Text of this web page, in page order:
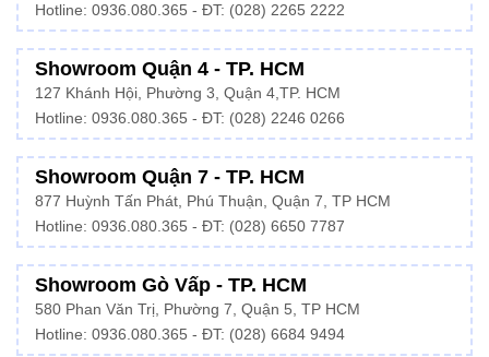
Hotline: 0936.080.365 - ĐT: (028) 2265 2222
Showroom Quận 4 - TP. HCM
127 Khánh Hội, Phường 3, Quận 4,TP. HCM
Hotline: 0936.080.365 - ĐT: (028) 2246 0266
Showroom Quận 7 - TP. HCM
877 Huỳnh Tấn Phát, Phú Thuận, Quận 7, TP HCM
Hotline: 0936.080.365 - ĐT: (028) 6650 7787
Showroom Gò Vấp - TP. HCM
580 Phan Văn Trị, Phường 7, Quận 5, TP HCM
Hotline: 0936.080.365 - ĐT: (028) 6684 9494